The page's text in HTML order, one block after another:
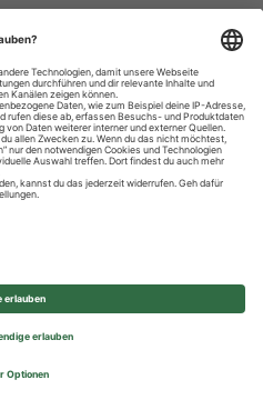
Einstellungen
- All rights reserved